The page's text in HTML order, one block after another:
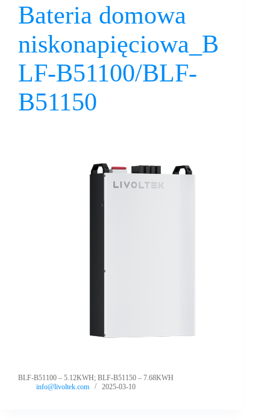
Bateria domowa
niskonapięciowa_B
LF-B51100/BLF-
B51150
BLF-B51100 – 5.12KWH; BLF-B51150 – 7.68KWH
info@livoltek.com
2025-03-10